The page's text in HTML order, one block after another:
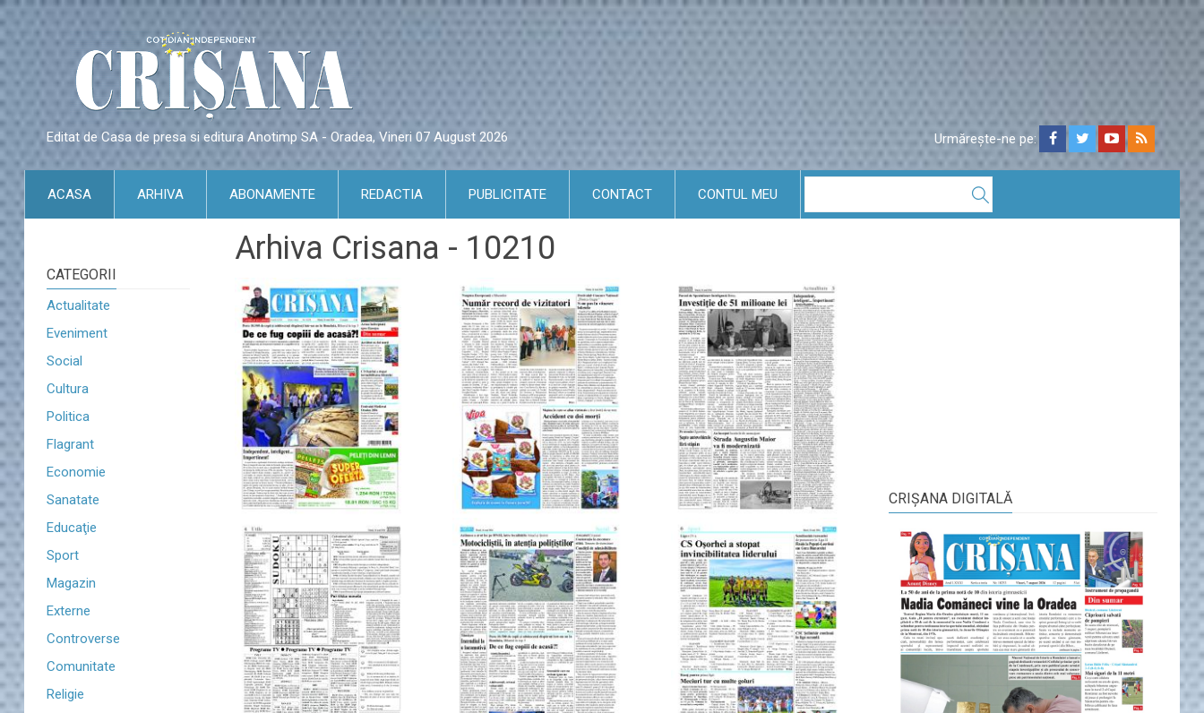
Editat de Casa de presa si editura Anotimp SA - Oradea, Vineri 07 August 2026 Urmărește-ne pe:
ACASA ARHIVA ABONAMENTE REDACTIA PUBLICITATE CONTACT CONTUL MEU
CATEGORII
Actualitate
Eveniment
Social
Cultura
Politica
Flagrant
Economie
Sanatate
Educaţie
Sport
Magazin
Externe
Controverse
Comunitate
Religie
Arhiva Crisana - 10210
CRIŞANA DIGITALĂ